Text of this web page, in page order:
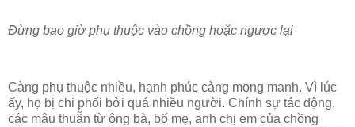
Đừng bao giờ phụ thuộc vào chồng hoặc ngược lại
Càng phụ thuộc nhiều, hạnh phúc càng mong manh. Vì lúc
ấy, họ bị chi phối bởi quá nhiều người. Chính sự tác động,
các mâu thuẫn từ ông bà, bố mẹ, anh chị em của chồng